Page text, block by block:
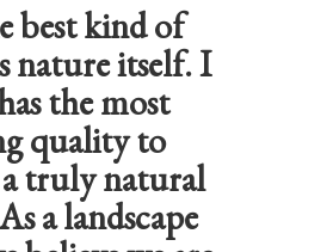
best kind of
nature itself. I
the most
quality to
a truly natural
a landscape